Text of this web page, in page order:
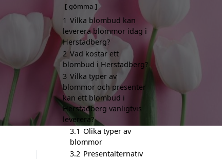
gömma
1 Vilka blombud kan
leverera blommor idag i
Herstadberg?
2 Vad kostar ett
blombud i Herstadberg?
3 Vilka typer av
blommor och presenter
kan ett blombud i
Herstadberg vanligtvis
leverera?
3.1 Olika typer av
blommor
3.2 Presentalternativ